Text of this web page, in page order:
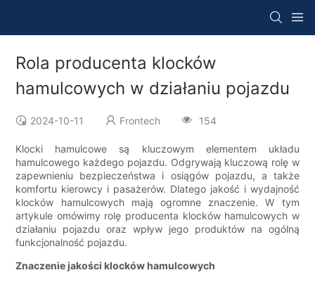
Rola producenta klocków
hamulcowych w działaniu pojazdu
2024-10-11 Frontech 154
Klocki hamulcowe są kluczowym elementem układu
hamulcowego każdego pojazdu. Odgrywają kluczową rolę w
zapewnieniu bezpieczeństwa i osiągów pojazdu, a także
komfortu kierowcy i pasażerów. Dlatego jakość i wydajność
klocków hamulcowych mają ogromne znaczenie. W tym
artykule omówimy rolę producenta klocków hamulcowych w
działaniu pojazdu oraz wpływ jego produktów na ogólną
funkcjonalność pojazdu.
Znaczenie jakości klocków hamulcowych